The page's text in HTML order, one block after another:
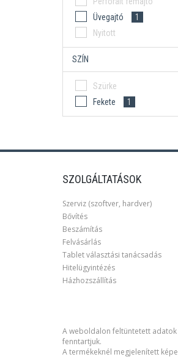
47U
Üvegajtó
1
Nyitott
SZÍN
Szürke
Fekete
1
SZOLGÁLTATÁSOK
Szerviz (szoftver, hardver)
Bővítés
Beszámítás
Felvásárlás
Tablet választási tanácsadás
Hitelügyintézés
Házhozszállítás
A weboldalon feltüntetett adatok
fenntartjuk.
A termékeknél megjelenített